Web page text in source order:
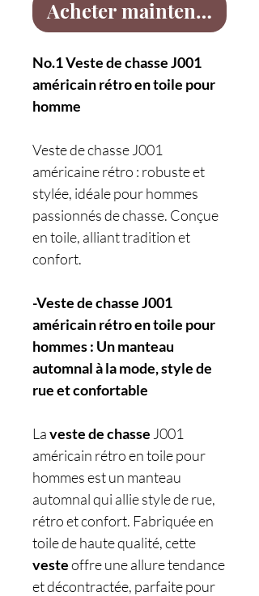
Acheter maintenant
No.1 Veste de chasse J001
américain rétro en toile pour
homme
Veste de chasse J001
américaine rétro : robuste et
stylée, idéale pour hommes
passionnés de chasse. Conçue
en toile, alliant tradition et
confort.
-Veste de chasse J001
américain rétro en toile pour
hommes : Un manteau
automnal à la mode, style de
rue et confortable
Lavestede chasse J001
américain rétro en toile pour
hommes est un manteau
automnal qui allie style de rue,
rétro et confort. Fabriquée en
toile de haute qualité, cette
vesteoffre une allure tendance
et décontractée, parfaite pour